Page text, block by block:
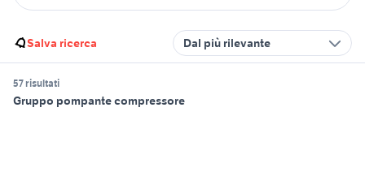
Salva ricerca Dal più rilevante
57 risultati
Gruppo pompante compressore